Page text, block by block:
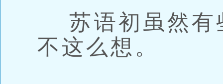
苏语初虽然有
不这么想。